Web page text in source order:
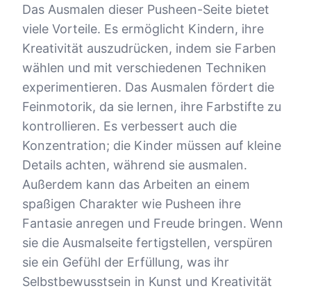
Das Ausmalen dieser Pusheen-Seite bietet
viele Vorteile. Es ermöglicht Kindern, ihre
Kreativität auszudrücken, indem sie Farben
wählen und mit verschiedenen Techniken
experimentieren. Das Ausmalen fördert die
Feinmotorik, da sie lernen, ihre Farbstifte zu
kontrollieren. Es verbessert auch die
Konzentration; die Kinder müssen auf kleine
Details achten, während sie ausmalen.
Außerdem kann das Arbeiten an einem
spaßigen Charakter wie Pusheen ihre
Fantasie anregen und Freude bringen. Wenn
sie die Ausmalseite fertigstellen, verspüren
sie ein Gefühl der Erfüllung, was ihr
Selbstbewusstsein in Kunst und Kreativität